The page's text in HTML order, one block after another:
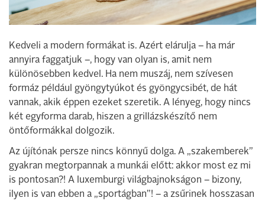
Kedveli a modern formákat is. Azért elárulja – ha már
annyira faggatjuk –, hogy van olyan is, amit nem
különösebben kedvel. Ha nem muszáj, nem szívesen
formáz például gyöngytyúkot és gyöngycsibét, de hát
vannak, akik éppen ezeket szeretik. A lényeg, hogy nincs
két egyforma darab, hiszen a grillázskészítő nem
öntőformákkal dolgozik.
Az újítónak persze nincs könnyű dolga. A „szakemberek”
gyakran megtorpannak a munkái előtt: akkor most ez mi
is pontosan?! A luxemburgi világbajnokságon – bizony,
ilyen is van ebben a „sportágban”! – a zsűrinek hosszasan